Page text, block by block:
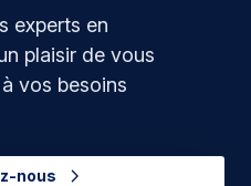
experts en
plaisir de vous
vos besoins
nous